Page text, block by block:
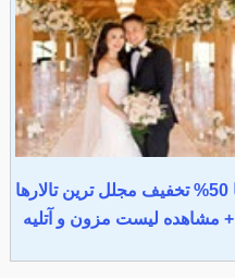
تا 50% تخفیف مجلل ترین تالارها
+ مشاهده لیست مزون و آتلیه